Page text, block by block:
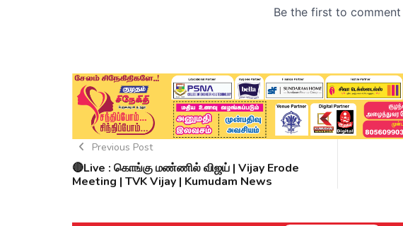
Previous Post
🔴Live : கொங்கு மண்ணில் விஜய் | Vijay Erode
Meeting | TVK Vijay | Kumudam News